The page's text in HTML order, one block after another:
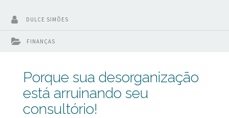
FINANÇAS
DULCE SIMÕES
Porque sua desorganização
está arruinando seu
consultório!